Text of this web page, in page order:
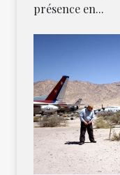
présence en...